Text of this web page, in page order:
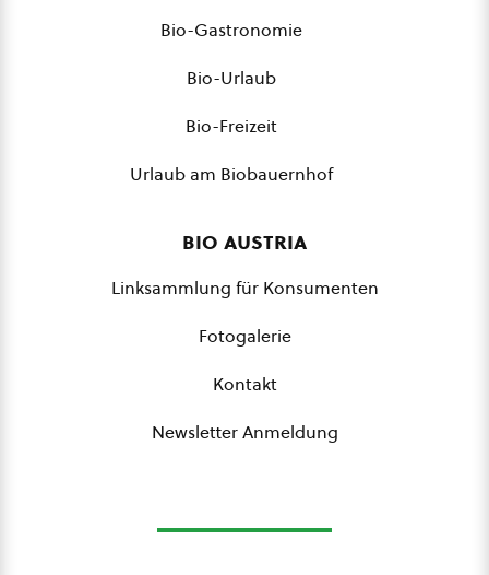
Bio-Gastronomie
Bio-Urlaub
Bio-Freizeit
Urlaub am Biobauernhof
bio austria
Linksammlung für Konsumenten
Fotogalerie
Kontakt
Newsletter Anmeldung